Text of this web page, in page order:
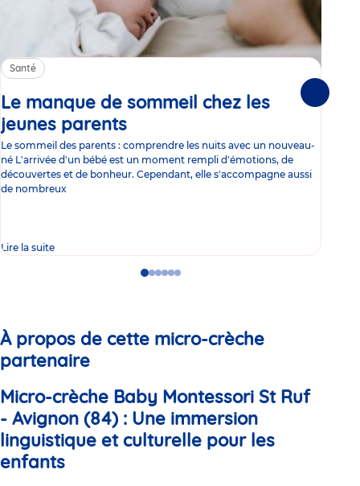
Santé
Le manque de sommeil chez les
jeunes parents
Le sommeil des parents : comprendre les nuits avec un nouveau-
né L'arrivée d'un bébé est un moment rempli d'émotions, de
découvertes et de bonheur. Cependant, elle s'accompagne aussi
de nombreux
Lire la suite
GoGoGoGo
GoGo
À propos de cette micro-crèche
partenaire
Micro-crèche Baby Montessori St Ruf
- Avignon (84) : Une immersion
linguistique et culturelle pour les
enfants